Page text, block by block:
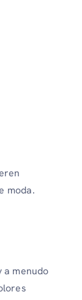
moda.
a menudo